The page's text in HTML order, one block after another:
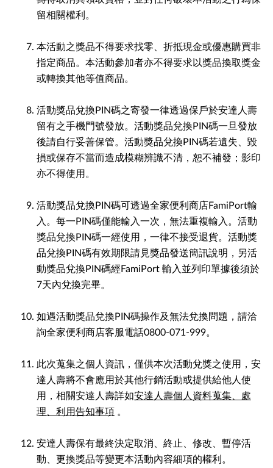
留相關權利。
本活動之獎品不得要求找零、折抵現金或優惠購買非
指定商品。本活動參加者亦不得要求以獎品換取獎金
或轉換其他等值商品。
活動獎品兌換PIN碼之寄發一律透過保戶於安達人壽
留有之手機門號發放。活動獎品兌換PIN碼一旦發放
後請自行妥善保管。活動獎品兌換PIN碼若遺失、毀
損或保存不當而造成模糊辨識不清，恕不補發；影印
亦不得使用。
活動獎品兌換PIN碼可透過全家便利商店FamiPort輸
入。每一PIN碼僅能輸入一次，無法重複輸入。活動
獎品兌換PIN碼一經使用，一律不接受退貨。活動獎
品兌換PIN碼有效期限請見獎品發送簡訊說明，另活
動獎品兌換PIN碼經FamiPort 輸入並列印單據後須於
7天內兌換完畢。
如遇活動獎品兌換PIN碼操作及無法兌換問題，請洽
詢全家便利商店客服電話0800-071-999。
此次蒐集之個人資訊，僅供本次活動兌獎之使用，安
達人壽將不會應用於其他行銷活動或提供給他人使
用，相關安達人壽詳如安達人壽個人資料蒐集、處
理、利用告知事項 。
安達人壽保有最終決定取消、終止、修改、暫停活
動、更換獎品等變更本活動內容細項的權利。